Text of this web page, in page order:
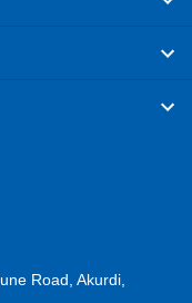
Road, Akurdi,